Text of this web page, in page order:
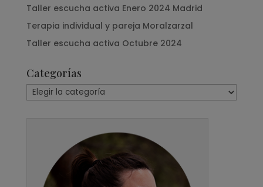
Taller escucha activa Enero 2024 Madrid
Terapia individual y pareja Moralzarzal
Taller escucha activa Octubre 2024
Categorías
Categorías